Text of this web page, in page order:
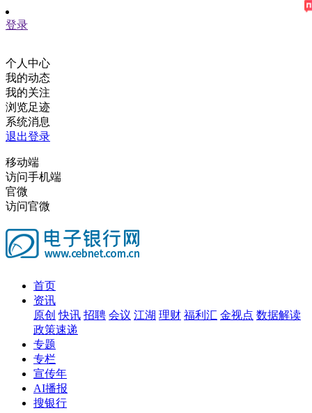
登录
个人中心
我的动态
我的关注
浏览足迹
系统消息
退出登录
移动端
访问手机端
官微
访问官微
首页
资讯
原创 快讯 招聘 会议 江湖 理财 福利汇 金视点 数据解读
政策速递
专题
专栏
宣传年
AI播报
搜银行